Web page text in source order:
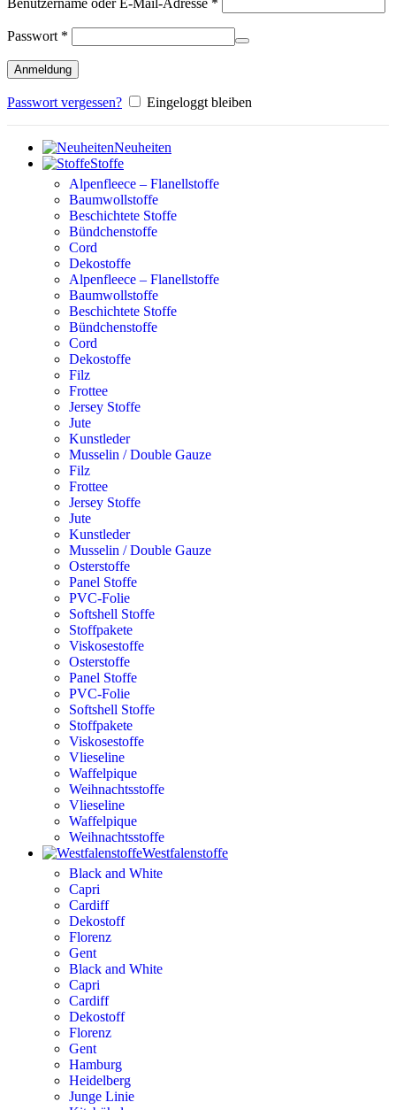
Benutzername oder E-Mail-Adresse *
Passwort *
Anmeldung
Passwort vergessen? Eingeloggt bleiben
Neuheiten
Stoffe
Alpenfleece – Flanellstoffe
Baumwollstoffe
Beschichtete Stoffe
Bündchenstoffe
Cord
Dekostoffe
Alpenfleece – Flanellstoffe
Baumwollstoffe
Beschichtete Stoffe
Bündchenstoffe
Cord
Dekostoffe
Filz
Frottee
Jersey Stoffe
Jute
Kunstleder
Musselin / Double Gauze
Filz
Frottee
Jersey Stoffe
Jute
Kunstleder
Musselin / Double Gauze
Osterstoffe
Panel Stoffe
PVC-Folie
Softshell Stoffe
Stoffpakete
Viskosestoffe
Osterstoffe
Panel Stoffe
PVC-Folie
Softshell Stoffe
Stoffpakete
Viskosestoffe
Vlieseline
Waffelpique
Weihnachtsstoffe
Vlieseline
Waffelpique
Weihnachtsstoffe
Westfalenstoffe
Black and White
Capri
Cardiff
Dekostoff
Florenz
Gent
Black and White
Capri
Cardiff
Dekostoff
Florenz
Gent
Hamburg
Heidelberg
Junge Linie